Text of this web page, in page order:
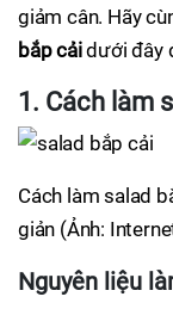
giảm cân. Hãy
bắp cảidưới đây
1. Cách làm
Cách làm salad
giản (Ảnh:
Nguyên liệu